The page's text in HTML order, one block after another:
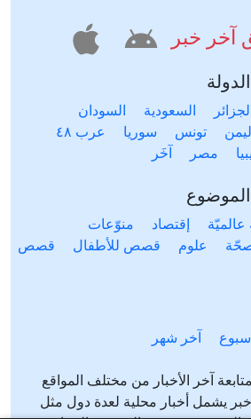
آخر خبر
السعودية
السودان
تونس سوريا
عرب ٤٨
مصر آخَر
إقتصاد
منوّعات
علوم قصص للأطفال
قصص
آخر شهر
آخر الأخبار من مختلف المواقع
خبر يشمل أخبار محلية لعدة دول مثل